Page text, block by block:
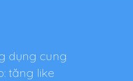
dụng cung
tăng like